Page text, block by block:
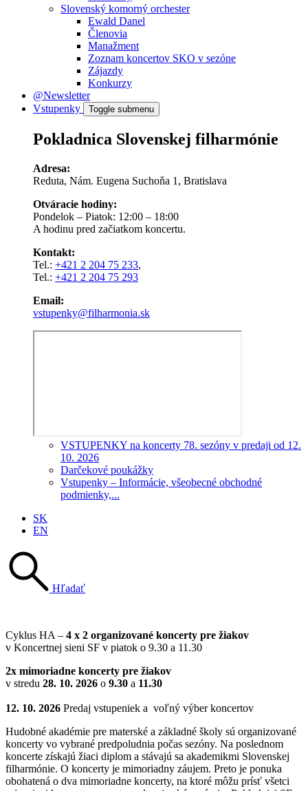
Slovenský komorný orchester
Ewald Danel
Členovia
Manažment
Zoznam koncertov SKO v sezóne
Zájazdy
Konkurzy
@Newsletter
Vstupenky
Toggle submenu
Pokladnica Slovenskej filharmónie
Adresa:
Reduta, Nám. Eugena Suchoňa 1, Bratislava
Otváracie hodiny:
Pondelok – Piatok: 12:00 – 18:00
A hodinu pred začiatkom koncertu.
Kontakt:
Tel.: +421 2 204 75 233,
Tel.: +421 2 204 75 293
Email:
vstupenky@filharmonia.sk
VSTUPENKY na koncerty 78. sezóny v predaji od 12.
10. 2026
Darčekové poukážky
Vstupenky – Informácie, všeobecné obchodné
podmienky,...
SK
EN
Hľadať
Cyklus HA – 4 x 2 organizované koncerty pre žiakov
v Koncertnej sieni SF v piatok o 9.30 a 11.30
2x mimoriadne koncerty pre žiakov
v stredu 28. 10. 2026 o 9.30 a 11.30
12. 10. 2026 Predaj vstupeniek a voľný výber koncertov
Hudobné akadémie pre materské a základné školy sú organizované
koncerty vo vybrané predpoludnia počas sezóny. Na poslednom
koncerte získajú žiaci diplom a stávajú sa akademikmi Slovenskej
filharmónie. O koncerty je mimoriadny záujem. Preto je ponuka
obohatená o dva mimoriadne koncerty, na ktoré môžu prísť všetci